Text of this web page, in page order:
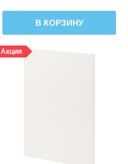
В КОРЗИНУ
Акция